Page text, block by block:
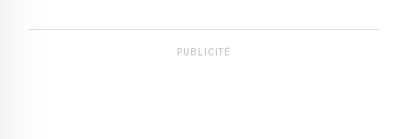
PUBLICITÉ